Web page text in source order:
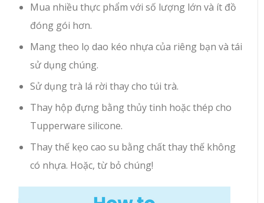
Mua nhiều thực phẩm với số lượng lớn và ít đồ
đóng gói hơn.
Mang theo lọ dao kéo nhựa của riêng bạn và tái
sử dụng chúng.
Sử dụng trà lá rời thay cho túi trà.
Thay hộp đựng bằng thủy tinh hoặc thép cho
Tupperware silicone.
Thay thế kẹo cao su bằng chất thay thế không
có nhựa. Hoặc, từ bỏ chúng!